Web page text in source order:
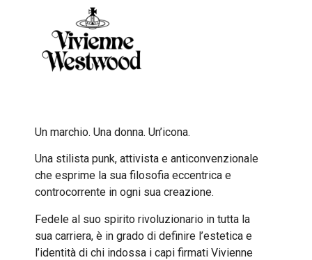
Un marchio. Una donna. Un’icona.
Una stilista punk, attivista e anticonvenzionale
che esprime la sua filosofia eccentrica e
controcorrente in ogni sua creazione.
Fedele al suo spirito rivoluzionario in tutta la
sua carriera, è in grado di definire l’estetica e
l’identità di chi indossa i capi firmati Vivienne